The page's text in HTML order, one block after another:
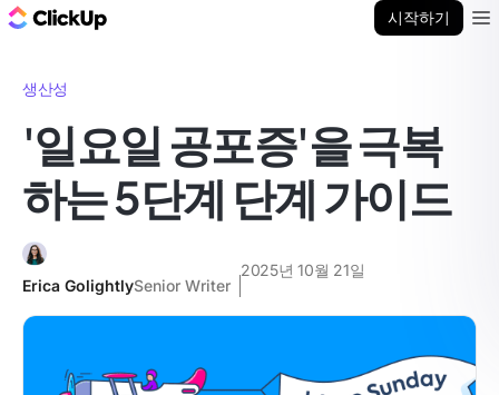
시작하기
생산성
'일요일 공포증'을 극복
하는 5단계 단계 가이드
Erica GolightlySenior Writer
2025년 10월 21일